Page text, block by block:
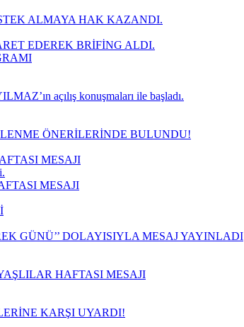
ALMAYA HAK KAZANDI.
EDEREK BRİFİNG ALDI.
açılış konuşmaları ile başladı.
ÖNERİLERİNDE BULUNDU!
MESAJI
MESAJI
GÜNÜ’’ DOLAYISIYLA MESAJ YAYINLADI
HAFTASI MESAJI
KARŞI UYARDI!